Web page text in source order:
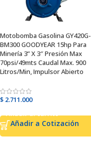
Motobomba Gasolina GY420G-
BM300 GOODYEAR 15hp Para
Minería 3” X 3″ Presión Max
70psi/49mts Caudal Max. 900
Litros/Min, Impulsor Abierto
$ 2.711.000
Añadir al carrito
Añadir a Cotización